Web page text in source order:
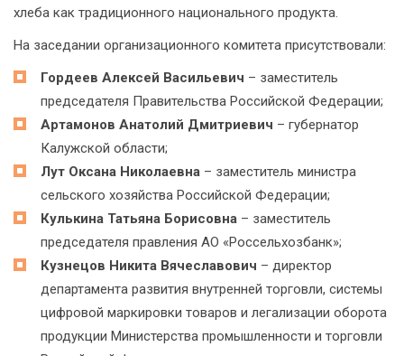
хлеба как традиционного национального продукта.
На заседании организационного комитета присутствовали:
Гордеев Алексей Васильевич – заместитель
председателя Правительства Российской Федерации;
Артамонов Анатолий Дмитриевич – губернатор
Калужской области;
Лут Оксана Николаевна – заместитель министра
сельского хозяйства Российской Федерации;
Кулькина Татьяна Борисовна – заместитель
председателя правления АО «Россельхозбанк»;
Кузнецов Никита Вячеславович – директор
департамента развития внутренней торговли, системы
цифровой маркировки товаров и легализации оборота
продукции Министерства промышленности и торговли